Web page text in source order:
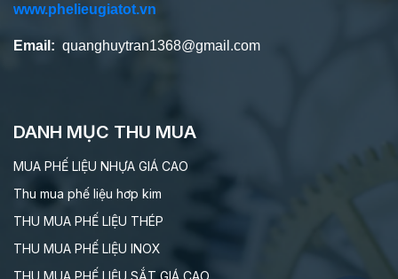
www.phelieugiatot.vn
Email: quanghuytran1368@gmail.com
DANH MỤC THU MUA
MUA PHẾ LIỆU NHỰA GIÁ CAO
Thu mua phế liệu hơp kim
THU MUA PHẾ LIỆU THÉP
THU MUA PHẾ LIỆU INOX
THU MUA PHẾ LIỆU SẮT GIÁ CAO